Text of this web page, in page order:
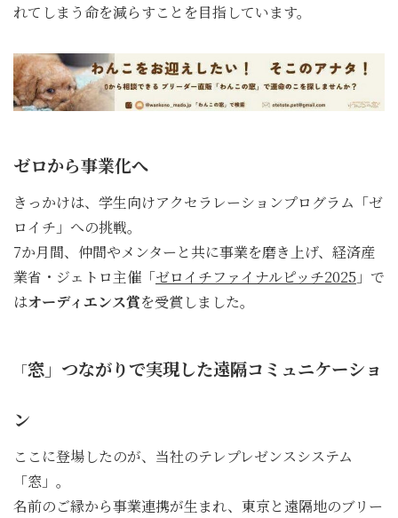
れてしまう命を減らすことを目指しています。
ゼロから事業化へ
きっかけは、学生向けアクセラレーションプログラム「ゼ
ロイチ」への挑戦。
7か月間、仲間やメンターと共に事業を磨き上げ、経済産
業省・ジェトロ主催「ゼロイチファイナルピッチ2025 」で
はオーディエンス賞を受賞しました。
「窓」つながりで実現した遠隔コミュニケーショ
ン
ここに登場したのが、当社のテレプレゼンスシステム
「窓」。
名前のご縁から事業連携が生まれ、東京と遠隔地のブリー